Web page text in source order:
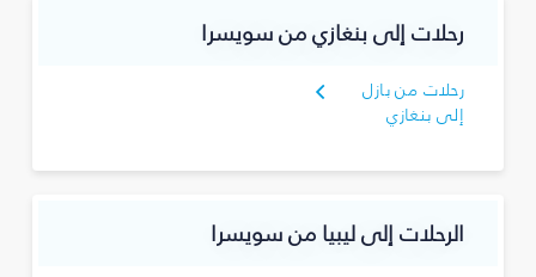
رحلات إلى بنغازي من سويسرا
رحلات من بازل
إلى بنغازي
الرحلات إلى ليبيا من سويسرا